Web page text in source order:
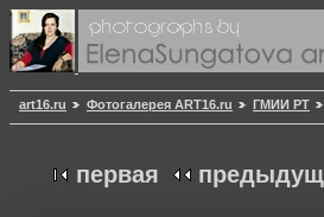
art16.ru Фотогалерея ART16.ru ГМИИ РТ
первая